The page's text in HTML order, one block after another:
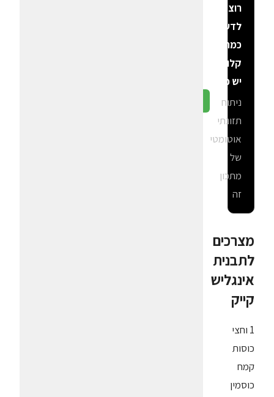
רוצה
לדעת
כמה
קלוריות
יש פה?
ניתוח
תזונתי
אוטומטי
של
מתכון
זה
מצרכים
לתבנית
אינגליש
קייק
1 וחצי
כוסות
קמח
כוסמין